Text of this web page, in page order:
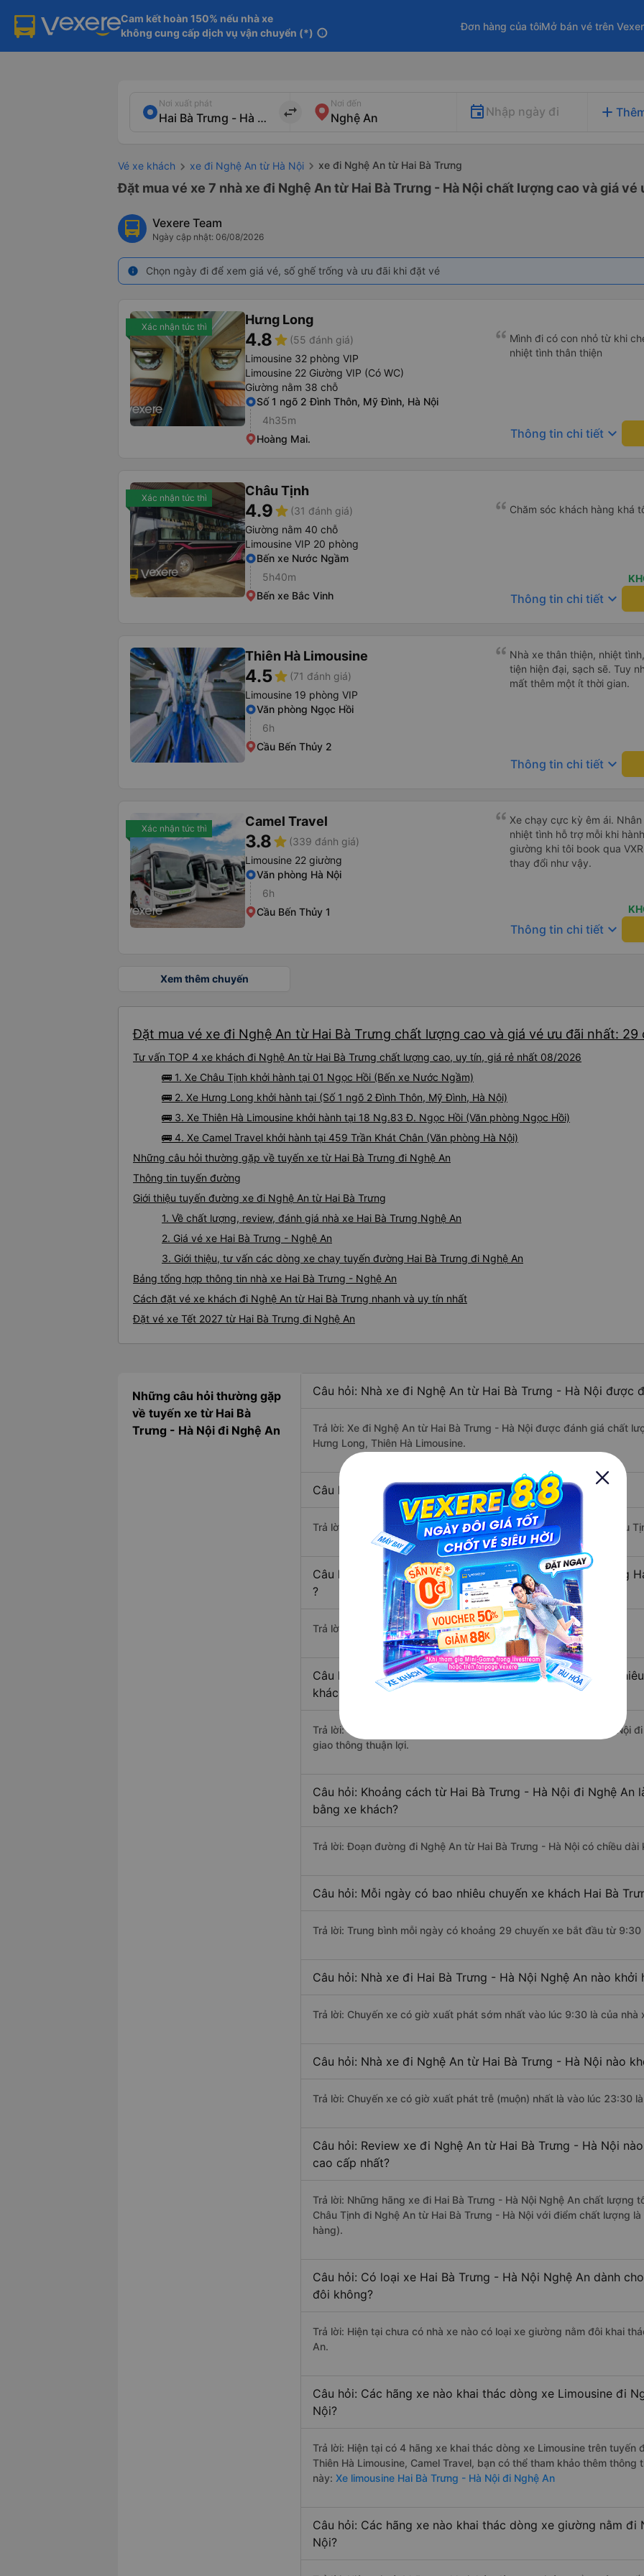
Cam kết hoàn 150% nếu nhà xe
không cung cấp dịch vụ vận chuyển (*) info
Đơn hàng của tôiMở bán vé trên
Nơi xuất phát
import_export
Nơi đến
Nhập ngày đi add
Vé xe khách xe đi Nghệ An từ Hà Nội xe đi Nghệ An từ Hai Bà Trưng
Đặt mua vé xe 7 nhà xe đi Nghệ An từ Hai Bà Trưng - Hà Nội chất lượng cao và giá vé
Vexere Team
Ngày cập nhật: 06/08/2026
info Chọn ngày đi để xem giá vé, số ghế trống và ưu đãi khi đặt vé
Xác nhận tức thì Hưng Long
4.8star (55 đánh giá)
Limousine 32 phòng VIP
Limousine 22 Giường VIP (Có WC)
Giường nằm 38 chỗ
Số 1 ngõ 2 Đình Thôn, Mỹ Đình, Hà Nội
4h35m
Hoàng Mai.
Mình đi có con nhỏ từ khi
nhiệt tình thân thiện
Thông tin chi tiết keyboard_arrow_down
Xác nhận tức thì Châu Tịnh
4.9star (31 đánh giá)
Giường nằm 40 chỗ
Limousine VIP 20 phòng
Bến xe Nước Ngầm
5h40m
Bến xe Bắc Vinh
Chăm sóc khách hàng khá
Thông tin chi tiết keyboard_arrow_down
Thiên Hà Limousine
4.5star (71 đánh giá)
Limousine 19 phòng VIP
Văn phòng Ngọc Hồi
6h
Cầu Bến Thủy 2
Nhà xe thân thiện, nhiệt
tiện hiện đại, sạch sẽ. Tuy
mất thêm một ít thời gian.
Thông tin chi tiết keyboard_arrow_down
Xác nhận tức thì Camel Travel
3.8star (339 đánh giá)
Limousine 22 giường
Văn phòng Hà Nội
6h
Cầu Bến Thủy 1
Xe chạy cực kỳ êm ái.
nhiệt tình hỗ trợ mỗi khi
giường khi tôi book qua
thay đổi như vậy.
Thông tin chi tiết keyboard_arrow_down
Xem thêm chuyến
Đặt mua vé xe đi Nghệ An từ Hai Bà Trưng chất lượng cao và giá vé ưu đãi nhất: 29
Tư vấn TOP 4 xe khách đi Nghệ An từ Hai Bà Trưng chất lượng cao, uy tín, giá rẻ nhất 08/2026
🚌 1. Xe Châu Tịnh khởi hành tại 01 Ngọc Hồi (Bến xe Nước Ngầm)
🚌 2. Xe Hưng Long khởi hành tại (Số 1 ngõ 2 Đình Thôn, Mỹ Đình, Hà Nội)
🚌 3. Xe Thiên Hà Limousine khởi hành tại 18 Ng.83 Đ. Ngọc Hồi (Văn phòng Ngọc Hồi)
🚌 4. Xe Camel Travel khởi hành tại 459 Trần Khát Chân (Văn phòng Hà Nội)
Những câu hỏi thường gặp về tuyến xe từ Hai Bà Trưng đi Nghệ An
Thông tin tuyến đường
Giới thiệu tuyến đường xe đi Nghệ An từ Hai Bà Trưng
1. Về chất lượng, review, đánh giá nhà xe Hai Bà Trưng Nghệ An
2. Giá vé xe Hai Bà Trưng - Nghệ An
3. Giới thiệu, tư vấn các dòng xe chạy tuyến đường Hai Bà Trưng đi Nghệ An
Bảng tổng hợp thông tin nhà xe Hai Bà Trưng - Nghệ An
Cách đặt vé xe khách đi Nghệ An từ Hai Bà Trưng nhanh và uy tín nhất
Đặt vé xe Tết 2027 từ Hai Bà Trưng đi Nghệ An
Những câu hỏi thường gặp
về tuyến xe từ Hai Bà
Trưng - Hà Nội đi Nghệ An
Câu hỏi: Nhà xe đi Nghệ An từ Hai Bà Trưng - Hà Nội được
Trả lời: Xe đi Nghệ An từ Hai Bà Trưng - Hà Nội được đánh giá chất
Hưng Long, Thiên Hà Limousine.
Câu hỏi: Xe nào đi Nghệ An có giá rẻ nhất?
Trả lời: Vé xe rẻ nhất có mức giá là 252.000 đồng của nhà xe Châu
Câu hỏi: Có bao nhiêu nhà xe đang khai thác tuyến đường
?
Trả lời: Hiện tại có 4 nhà xe khai thác tuyến đường.
Câu hỏi: Từ Hai Bà Trưng - Hà Nội đi Nghệ An mất bao
khách?
Trả lời: Thời gian di chuyển bằng xe khách từ Hai Bà Trưng - Hà Nội
giao thông thuận lợi.
Câu hỏi: Khoảng cách từ Hai Bà Trưng - Hà Nội đi Nghệ An
bằng xe khách?
Trả lời: Đoạn đường đi Nghệ An từ Hai Bà Trưng - Hà Nội có chiều dài
Câu hỏi: Mỗi ngày có bao nhiêu chuyến xe khách Hai Bà
Trả lời: Trung bình mỗi ngày có khoảng 29 chuyến xe bắt đầu từ
Câu hỏi: Nhà xe đi Hai Bà Trưng - Hà Nội Nghệ An nào khởi
Trả lời: Chuyến xe có giờ xuất phát sớm nhất vào lúc 9:30 là của nhà
Câu hỏi: Nhà xe đi Nghệ An từ Hai Bà Trưng - Hà Nội nào
Trả lời: Chuyến xe có giờ xuất phát trễ (muộn) nhất là vào lúc 23:30
Câu hỏi: Review xe đi Nghệ An từ Hai Bà Trưng - Hà Nội
cao cấp nhất?
Trả lời: Những hãng xe đi Hai Bà Trưng - Hà Nội Nghệ An chất lượng
Châu Tịnh đi Nghệ An từ Hai Bà Trưng - Hà Nội với điểm chất lượng
hàng).
Câu hỏi: Có loại xe Hai Bà Trưng - Hà Nội Nghệ An dành
đôi không?
Trả lời: Hiện tại chưa có nhà xe nào có loại xe giường nằm đôi khai
An.
Câu hỏi: Các hãng xe nào khai thác dòng xe Limousine đi
Nội?
Trả lời: Hiện tại có 4 hãng xe khai thác dòng xe Limousine trên tuyến
Thiên Hà Limousine, Camel Travel, bạn có thể tham khảo thêm
này: Xe limousine Hai Bà Trưng - Hà Nội đi Nghệ An
Câu hỏi: Các hãng xe nào khai thác dòng xe giường nằm đi
Nội?